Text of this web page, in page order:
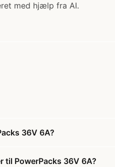
med hjælp fra AI.
36V 6A?
PowerPacks 36V 6A?